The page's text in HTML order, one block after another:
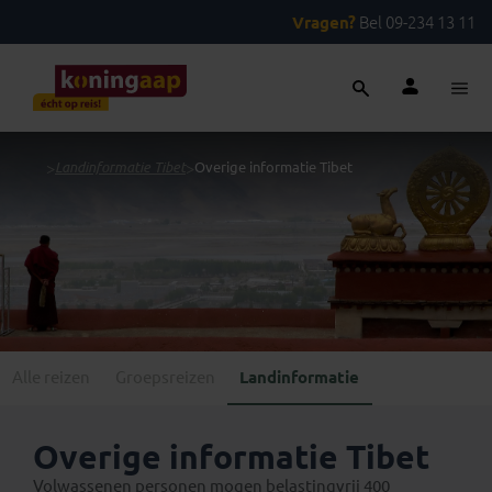
Vragen? Bel 09-234 13 11
> Landinformatie Tibet >Overige informatie Tibet
Landinformatie
Overige informatie Tibet
Volwassenen personen mogen belastingvrij 400